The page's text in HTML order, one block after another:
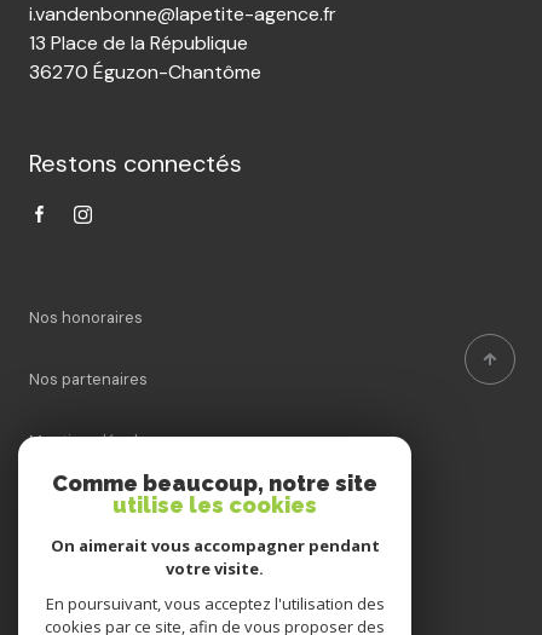
i.vandenbonne@lapetite-agence.fr
13 Place de la République
36270 Éguzon-Chantôme
Restons connectés
Nos honoraires
Nos partenaires
Mentions légales
Cookies
Comme beaucoup, notre site
utilise les cookies
On aimerait vous accompagner pendant
votre visite.
En poursuivant, vous acceptez l'utilisation des
cookies par ce site, afin de vous proposer des